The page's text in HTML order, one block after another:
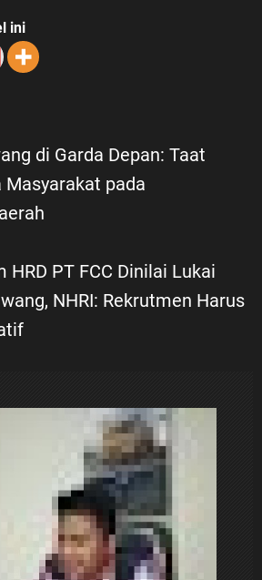
ini
di Garda Depan: Taat
pada
HRD PT FCC Dinilai Lukai
NHRI: Rekrutmen Harus